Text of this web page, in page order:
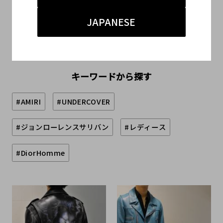
JAPANESE
キーワードから探す
#AMIRI #UNDERCOVER
#ジョンローレンスサリバン #レディース
#DiorHomme